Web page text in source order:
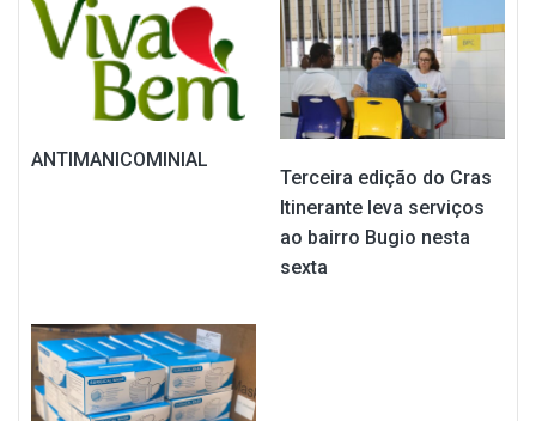
ANTIMANICOMINIAL
Terceira edição do Cras
Itinerante leva serviços
ao bairro Bugio nesta
sexta